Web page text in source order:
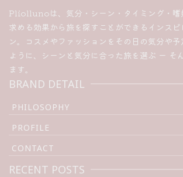
Pliollunoは、気分・シーン・タイミング・嗜
求める効果から旅を探すことができるインス
ン。コスメやファッションをその日の気分や
ように、シーンと気分に合った旅を選ぶ ー そ
ます。
BRAND DETAIL
PHILOSOPHY
PROFILE
CONTACT
RECENT POSTS